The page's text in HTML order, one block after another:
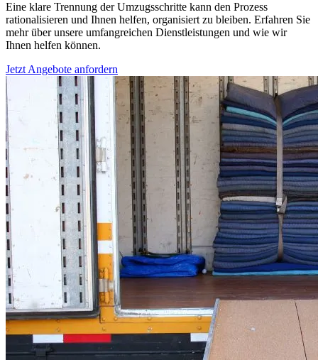
Eine klare Trennung der Umzugsschritte kann den Prozess
rationalisieren und Ihnen helfen, organisiert zu bleiben. Erfahren Sie
mehr über unsere umfangreichen Dienstleistungen und wie wir
Ihnen helfen können.
Jetzt Angebote anfordern